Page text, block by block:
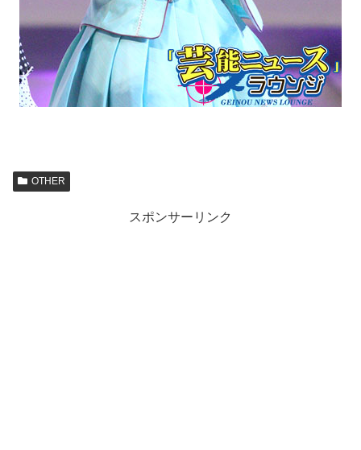
OTHER
スポンサーリンク